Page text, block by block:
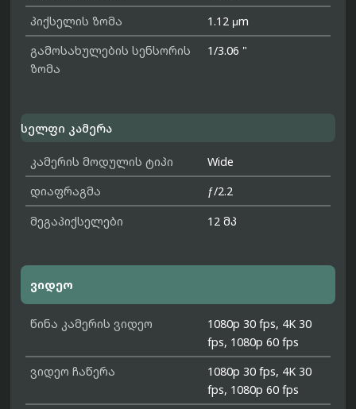
პიქსელის ზომა
1.12 μm
გამოსახულების სენსორის
ზომა
1/3.06 "
სელფი კამერა
კამერის მოდულის ტიპი
Wide
დიაფრაგმა
ƒ/2.2
მეგაპიქსელები
12 მპ
ვიდეო
წინა კამერის ვიდეო
1080p 30 fps, 4K 30
fps, 1080p 60 fps
ვიდეო ჩაწერა
1080p 30 fps, 4K 30
fps, 1080p 60 fps